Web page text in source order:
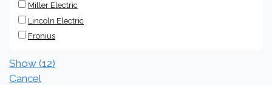
Miller Electric
Lincoln Electric
Fronius
Show (12)
Cancel